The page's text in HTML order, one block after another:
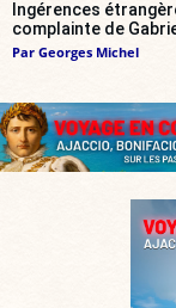
Ingérences
complainte de
Par Georges Michel